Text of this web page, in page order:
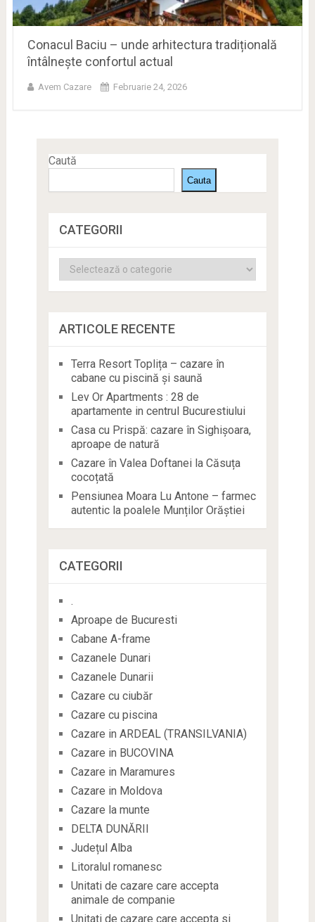
Conacul Baciu – unde arhitectura tradițională
întâlnește confortul actual
Avem Cazare Februarie 24, 2026
Caută
Cauta
CATEGORII
Categorii
ARTICOLE RECENTE
Terra Resort Toplița – cazare în
cabane cu piscină și saună
Lev Or Apartments : 28 de
apartamente in centrul Bucurestiului
Casa cu Prispă: cazare în Sighișoara,
aproape de natură
Cazare în Valea Doftanei la Căsuța
cocoțată
Pensiunea Moara Lu Antone – farmec
autentic la poalele Munților Orăștiei
CATEGORII
.
Aproape de Bucuresti
Cabane A-frame
Cazanele Dunari
Cazanele Dunarii
Cazare cu ciubăr
Cazare cu piscina
Cazare in ARDEAL (TRANSILVANIA)
Cazare in BUCOVINA
Cazare in Maramures
Cazare in Moldova
Cazare la munte
DELTA DUNĂRII
Județul Alba
Litoralul romanesc
Unitati de cazare care accepta
animale de companie
Unitati de cazare care accepta si